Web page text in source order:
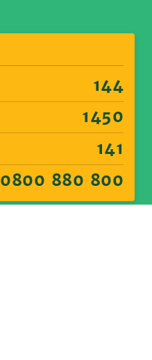
144
1450
141
0800 880 800